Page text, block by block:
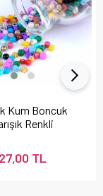
Kum Boncuk
Renkli
27,00 TL